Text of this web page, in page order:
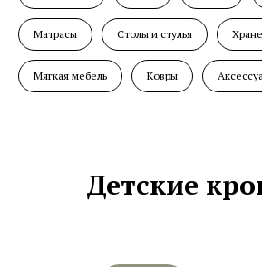
Матрасы Столы и стулья
Мягкая мебель Ковры
Детские